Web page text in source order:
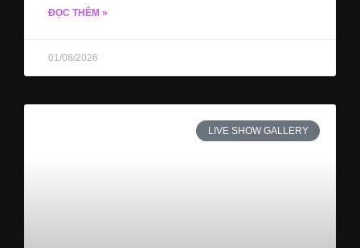
ĐỌC THÊM »
01/08/2026
LIVE SHOW GALLERY